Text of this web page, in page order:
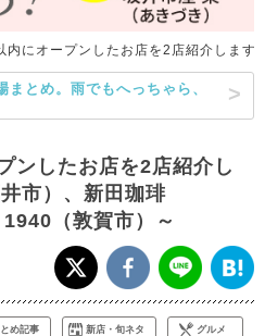
内にオープンしたお店を2店紹介しま
とめ。雨でもへっちゃら、
ンしたお店を2店紹介し
市）、新田珈琲
（敦賀市）～
とめ記事 新店・旬ネタ グルメ